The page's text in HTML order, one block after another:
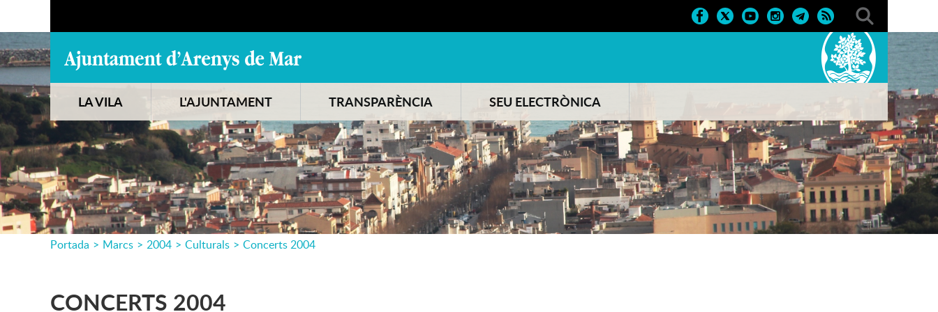
LA VILA L'AJUNTAMENT TRANSPARÈNCIA SEU ELECTRÒNICA
Portada > Marcs > 2004 > Culturals > Concerts 2004
CONCERTS 2004